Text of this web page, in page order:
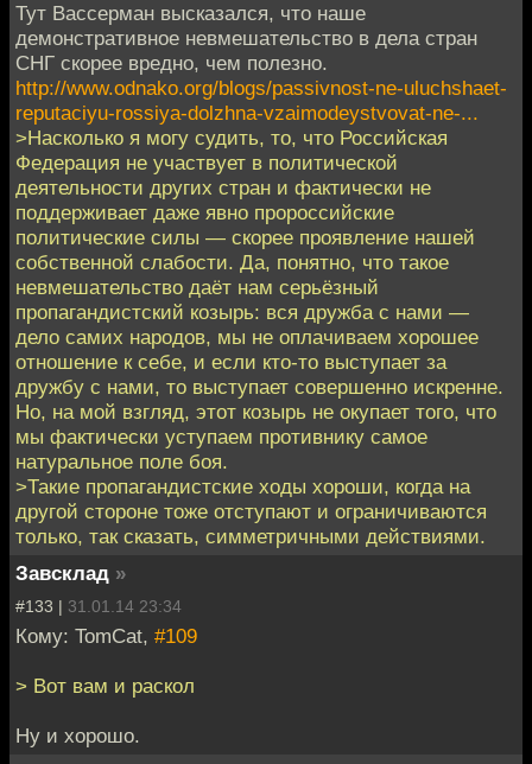
Тут Вассерман высказался, что наше
демонстративное невмешательство в дела стран
СНГ скорее вредно, чем полезно.
http://www.odnako.org/blogs/passivnost-ne-uluchshaet-
reputaciyu-rossiya-dolzhna-vzaimodeystvovat-ne-...
>Насколько я могу судить, то, что Российская
Федерация не участвует в политической
деятельности других стран и фактически не
поддерживает даже явно пророссийские
политические силы — скорее проявление нашей
собственной слабости. Да, понятно, что такое
невмешательство даёт нам серьёзный
пропагандистский козырь: вся дружба с нами —
дело самих народов, мы не оплачиваем хорошее
отношение к себе, и если кто-то выступает за
дружбу с нами, то выступает совершенно искренне.
Но, на мой взгляд, этот козырь не окупает того, что
мы фактически уступаем противнику самое
натуральное поле боя.
>Такие пропагандистские ходы хороши, когда на
другой стороне тоже отступают и ограничиваются
только, так сказать, симметричными действиями.
Завсклад »
#133 | 31.01.14 23:34
Кому: TomCat, #109
> Вот вам и раскол
Ну и хорошо.